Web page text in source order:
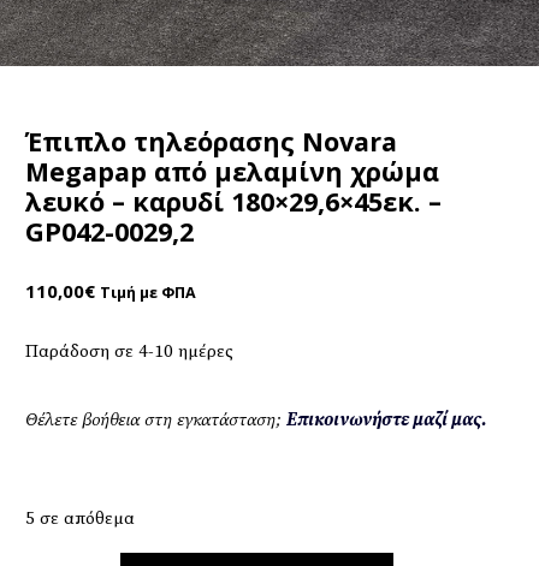
Έπιπλο τηλεόρασης Novara
Megapap από μελαμίνη χρώμα
λευκό – καρυδί 180×29,6×45εκ. –
GP042-0029,2
110,00€ Τιμή με ΦΠΑ
Παράδοση σε 4-10 ημέρες
Θέλετε βοήθεια στη εγκατάσταση; Επικοινωνήστε μαζί μας.
5 σε απόθεμα